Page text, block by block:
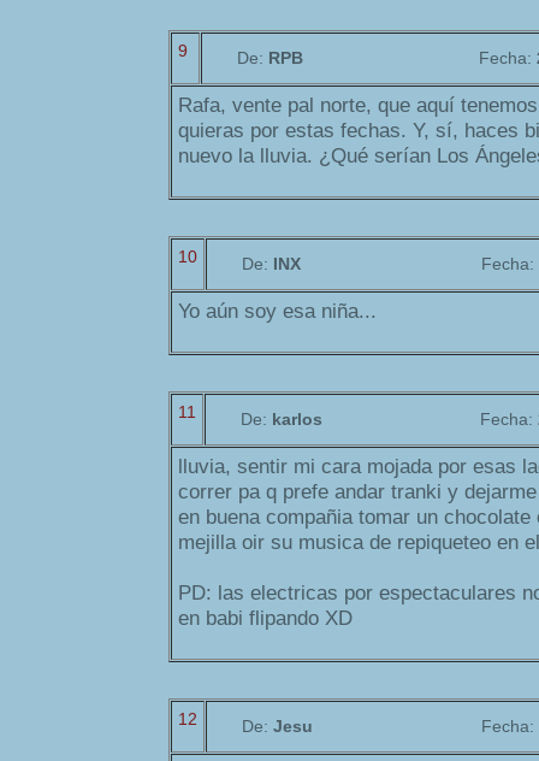
9 De: RPB Fecha:
Rafa, vente pal norte, que aquí
quieras por estas fechas. Y, sí, haces
nuevo la lluvia. ¿Qué serían Los
10 De: INX Fecha:
Yo aún soy esa niña...
11 De: karlos Fecha:
lluvia, sentir mi cara mojada por esas
correr pa q prefe andar tranki y
en buena compañia tomar un
mejilla oir su musica de repiqueteo en
PD: las electricas por espectaculares
en babi flipando XD
12 De: Jesu Fecha: